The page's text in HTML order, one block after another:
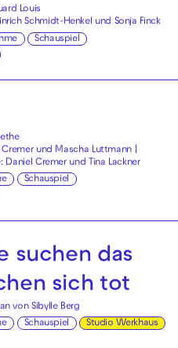
Louis
Schmidt-Henkel und Sonja Finck
Schauspiel
und Mascha Luttmann |
Daniel Cremer und Tina Lackner
Schauspiel
suchen das
sich tot
von Sibylle Berg
Schauspiel
Studio Werkhaus